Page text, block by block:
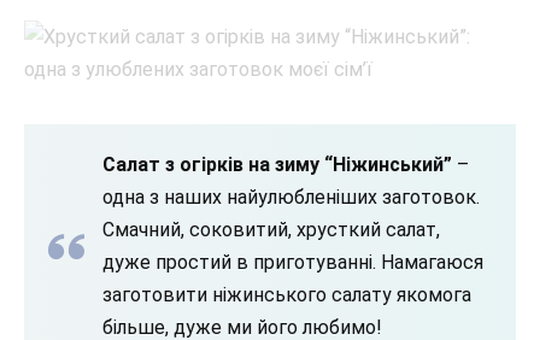
Салат з огірків на зиму “Ніжинський” –
одна з наших найулюбленіших заготовок.
Смачний, соковитий, хрусткий салат,
дуже простий в приготуванні. Намагаюся
заготовити ніжинського салату якомога
більше, дуже ми його любимо!